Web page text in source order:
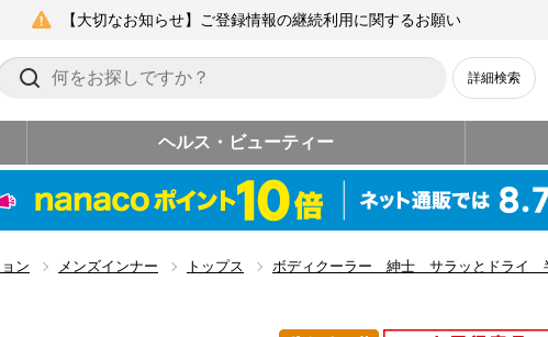
【大切なお知らせ】ご登録情報の継続利用に関するお願い
詳細検索
ヘルス・ビューティー
ン メンズインナー トップス ボディクーラー 紳士 サラッとドライ